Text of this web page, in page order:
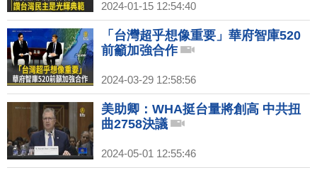
2024-01-15 12:54:40
「台灣超乎想像重要」華府智庫520
前籲加強合作
2024-03-29 12:58:56
美助卿：WHA挺台量將創高 中共扭
曲2758決議
2024-05-01 12:55:46